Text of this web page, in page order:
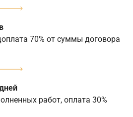
70% от суммы договора
работ, оплата 30%